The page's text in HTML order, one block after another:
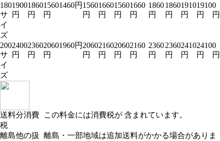
180
サ
イ
ズ
1900
円
1860
円
1560
円
1460円 1560
円
1660
円
1560
円
1660
円
1860
円
1860
円
1910
円
1910
円
0
円
200
サ
イ
ズ
2400
円
2360
円
2060
円
1960円 2060
円
2160
円
2060
円
2160
円
2360
円
2360
円
2410
円
2410
円
0
円
送料分消費
税
この料金には消費税が 含まれています。
離島他の扱
離島・一部地域は追加送料がかかる場合がありま